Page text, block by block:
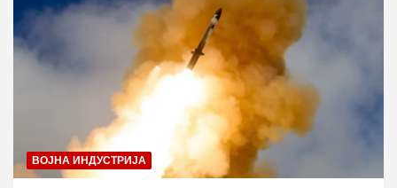
ВОЈНА ИНДУСТРИЈА